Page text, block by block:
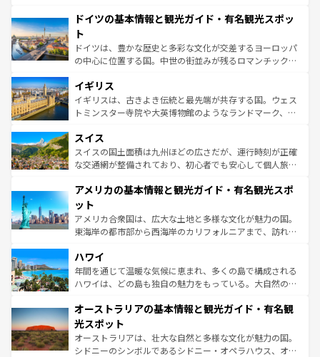
せる。地方によって風土や気候が異なるスペインはその個
ンテンツ一覧 を参照してほしい。
で、幅広い魅力が詰まっている。華麗な宮殿、歴史的な大
聖堂、美しいビーチ、そして豊かな自然が、訪れる者を心
から魅了する。また、フランスは美食の国としても知ら
れ、フランス料理はユネスコ無形文化遺産にも登録されて
香り高いラベンダー畑など、多彩な楽しみ方が可能だ。さ
らに、パリ以外の地域にも魅力が溢れており、どの街角に
も豊かな歴史と文化が息づいている。パリ以外の個性あふ
を参照してほしい。
ドイツの基本情報と観光ガイド・有名観光スポッ
ト
ドイツは、豊かな歴史と多彩な文化が交差するヨーロッパ
の中心に位置する国。中世の街並みが残るロマンチック街
顔を持つこの国は、どこを歩いても飽きることがない。ベ
ルリンの文化的活気、バイエルン州のアルプスの絶景、そ
してライン川沿いのワイン畑といった風景は必見。ビール
は、お酒好きな人にはぜひ体験してほしい。 なお、新着の
ドイツ情報はコンテンツ一覧を参照してほしい。
イギリス
イギリスは、古きよき伝統と最先端が共存する国。ウェス
トミンスター寺院や大英博物館のようなランドマーク、歴
リアごとに異なる魅力がある。また、優雅なアフタヌーン
ティー、ビール好きにはたまらない英国パブ、サッカー観
戦など、本場だからこそできる体験も豊富。イギリスを旅
ンツ一覧を参照してほしい。
スイス
スイスの国土面積は九州ほどの広さだが、運行時刻が正確
な交通網が整備されており、初心者でも安心して個人旅行
の建物がそのまま残る町や、スイスならではのユニークな
博物館もあり、アルプス観光だけでなく町歩きも満喫する
ことができる。国民の所得が高いため物価も高いが、旅行
者向けの交通パス提供のサービスもあり、うまく活用すれ
着のスイス情報は
アメリカの基本情報と観光ガイド・有名観光スポ
ット
アメリカ合衆国は、広大な土地と多様な文化が魅力の国。
東海岸の都市部から西海岸のカリフォルニアまで、訪れる
のような巨大都市は、観光、ショッピング、エンターテイ
ンメントが詰まった刺激的なスポットだ。一方、アメリカ
西部には大自然が広がり、グランドキャニオンやイエロー
部のニューオーリンズでは、音楽と美食が融合した独特の
文化が魅力。旅行者はアメリカの各地域で異なる魅力を楽
しみながら、その多様性と豊かな歴史を感じることができ
るだろう。車でのロードトリップや列車の旅も、アメリカ
ハワイ
年間を通じて温暖な気候に恵まれ、多くの島で構成される
ハワイは、どの島も独自の魅力をもっている。大自然の神
ワイ島は見逃せない。また、定番の観光地といえばオアフ
島だが、静かな自然を求めるならマウイ島やカウアイ島が
おすすめ。エメラルドグリーンに輝く海をはじめ、豊かな
文化や歴史が息づいている。「アロハスピリット」と呼ば
オーストラリアの基本情報と観光ガイド・有名観
光スポット
オーストラリアは、壮大な自然と多様な文化が魅力の国。
シドニーのシンボルであるシドニー・オペラハウス、オー